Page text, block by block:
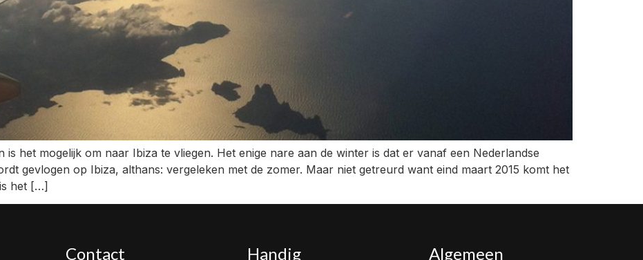
is het mogelijk om naar Ibiza te vliegen. Het enige nare aan de winter is dat er vanaf een Nederlandse
gevlogen op Ibiza, althans: vergeleken met de zomer. Maar niet getreurd want eind maart 2015 komt het
het […]
Contact Handig Algemeen